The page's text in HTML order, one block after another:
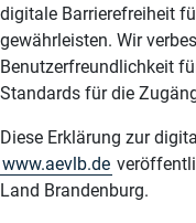
digitale Barrierefreiheit
gewährleisten. Wir
Benutzerfreundlichkeit
Standards für die
Diese Erklärung zur
www.aevlb.de
Land Brandenburg.